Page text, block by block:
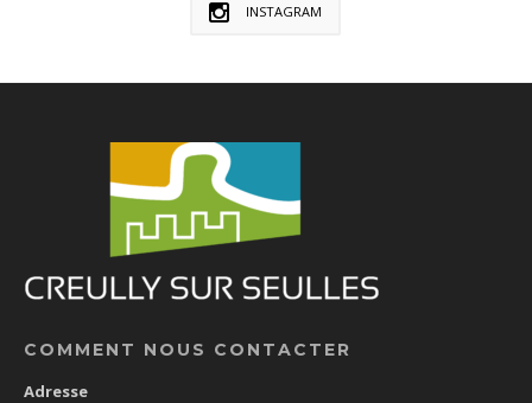
INSTAGRAM
COMMENT NOUS CONTACTER
Adresse